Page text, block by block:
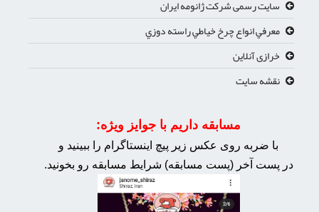
سایت رسمی شرکت ژانومه ایران
معرفي انواع چرخ خياطي راسته دوزي
خرازی آنلاین
نقشه سایت
مسابقه داریم با جوایز ویژه:
با ضربه روی عکس زیر پیچ اینستاگرام را ببینید و
در پست آخر (پست مسابقه) شرایط مسابقه رو بخونید.